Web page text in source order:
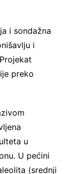
i sondažna
i
preko
u
U pećini
(srednji